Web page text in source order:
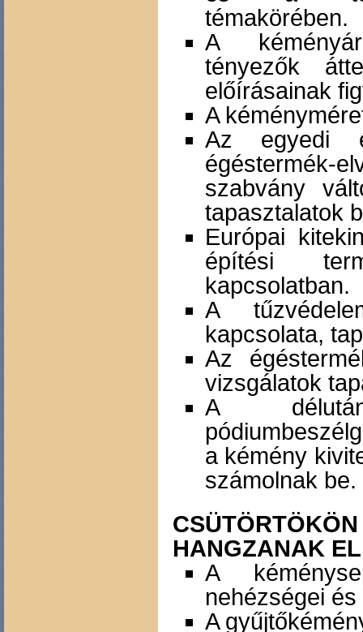
témakörében.
A
tényezők
előírásainak
A
Az egyedi
égéstermék-
szabvány
tapasztalatok
Európai
építési
kapcsolatban.
A
kapcsolata,
Az
vizsgálatok
A
a kémény
számolnak be.
HANGZANAK
A
nehézségei
A